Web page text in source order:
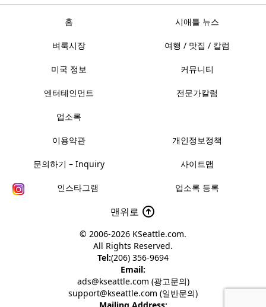
홈 시애틀 뉴스
벼룩시장 여행 / 맛집 / 칼럼
미국 정보 커뮤니티
엔터테인먼트 전문가칼럼
업소록
이용약관 개인정보정책
문의하기 – Inquiry 사이트맵
인스타그램 업소록 등록
맨위로
© 2006-2026 KSeattle.com.
All Rights Reserved.
Tel:(206) 356-9694
Email:
ads@kseattle.com (광고문의)
support@kseattle.com (일반문의)